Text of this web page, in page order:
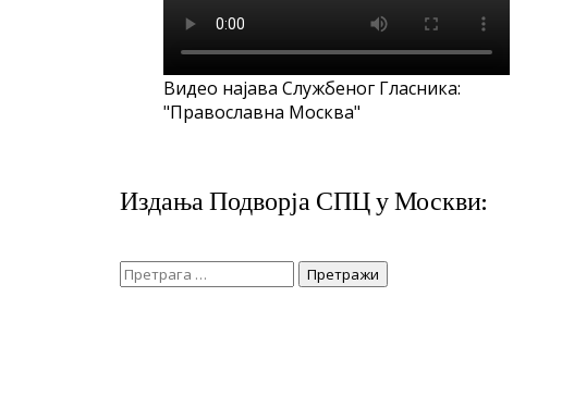
Видео најава Службеног Гласника:
"Православна Москва"
Издања Подворја СПЦ у Москви:
Претрага